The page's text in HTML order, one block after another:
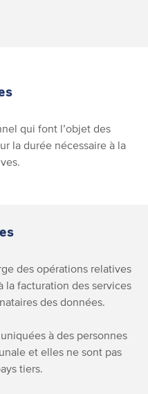
qui font l’objet des
la durée nécessaire à la
des opérations relatives
la facturation des services
des données.
à des personnes
et elles ne sont pas
tiers.